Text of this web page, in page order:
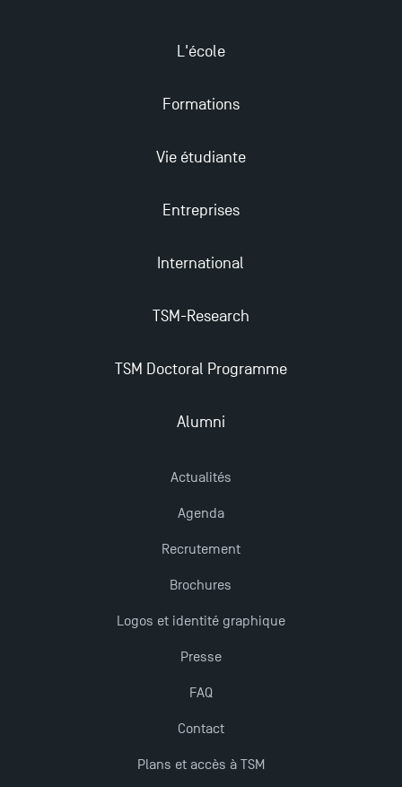
Derniers jours pour candidater aux formations
plus enrichissantes
L'école
Formations
Vie étudiante
Entreprises
International
TSM-Research
TSM Doctoral Programme
Alumni
Actualités
Agenda
Recrutement
Brochures
Logos et identité graphique
Presse
FAQ
Contact
Plans et accès à TSM